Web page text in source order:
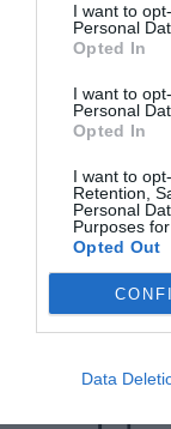
I want to
Personal
Opted In
I want to
Personal
Opted In
I want to
Retention,
Personal
Purposes
Opted Out
Data
Post Tags:
PREV POST
Η Allweb
βραβεύτηκε
Βραβείο στα
Ψηφιακή